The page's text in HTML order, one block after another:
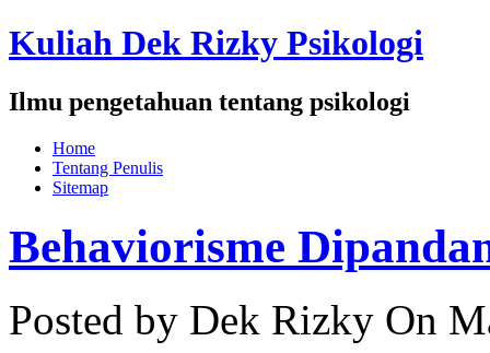
Kuliah Dek Rizky Psikologi
Ilmu pengetahuan tentang psikologi
Home
Tentang Penulis
Sitemap
Behaviorisme
Posted by Dek Rizky On